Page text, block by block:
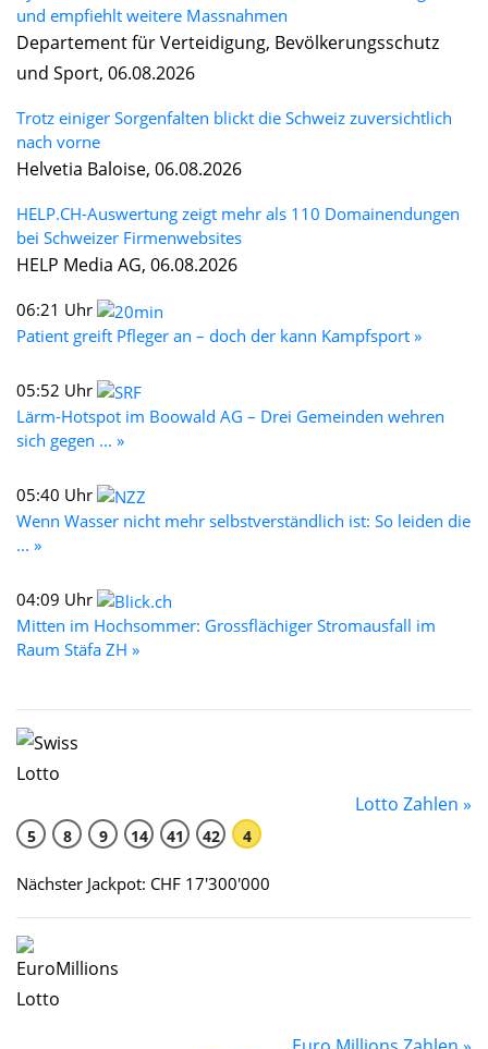
und empfiehlt weitere Massnahmen
Departement für Verteidigung, Bevölkerungsschutz
und Sport, 06.08.2026
Trotz einiger Sorgenfalten blickt die Schweiz zuversichtlich
nach vorne
Helvetia Baloise, 06.08.2026
HELP.CH-Auswertung zeigt mehr als 110 Domainendungen
bei Schweizer Firmenwebsites
HELP Media AG, 06.08.2026
06:21 Uhr
Patient greift Pfleger an – doch der kann Kampfsport »
05:52 Uhr
Lärm-Hotspot im Boowald AG – Drei Gemeinden wehren
sich gegen ... »
05:40 Uhr
Wenn Wasser nicht mehr selbstverständlich ist: So leiden die
... »
04:09 Uhr
Mitten im Hochsommer: Grossflächiger Stromausfall im
Raum Stäfa ZH »
Lotto Zahlen »
5 8 9 14 41 42 4
Nächster Jackpot: CHF 17'300'000